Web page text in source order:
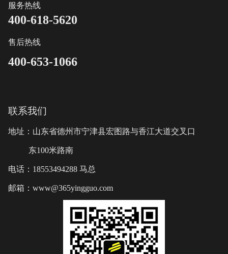
服务热线
400-618-5620
售后热线
400-653-1066
联系我们
地址：山东省德州市宁津县宏图路与香江大道交叉口
东100米路南
电话：18553494288 马总
邮箱：www@365yingguo.com